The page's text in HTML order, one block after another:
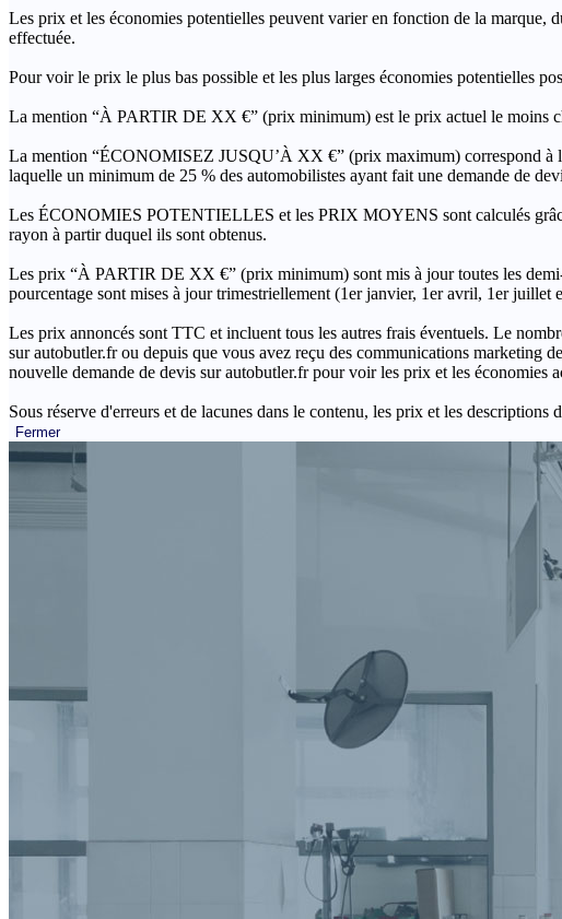
Les prix et les économies potentielles peuvent varier en fonction de la marque,
effectuée.
Pour voir le prix le plus bas possible et les plus larges économies potentielles
La mention “À PARTIR DE XX €” (prix minimum) est le prix actuel le moins
La mention “ÉCONOMISEZ JUSQU’À XX €” (prix maximum) correspond à
laquelle un minimum de 25 % des automobilistes ayant fait une demande de
Les ÉCONOMIES POTENTIELLES et les PRIX MOYENS sont calculés grâce
rayon à partir duquel ils sont obtenus.
Les prix “À PARTIR DE XX €” (prix minimum) sont mis à jour toutes les
pourcentage sont mises à jour trimestriellement (1er janvier, 1er avril, 1er juillet
Les prix annoncés sont TTC et incluent tous les autres frais éventuels. Le
sur autobutler.fr ou depuis que vous avez reçu des communications marketing
nouvelle demande de devis sur autobutler.fr pour voir les prix et les économies
Sous réserve d'erreurs et de lacunes dans le contenu, les prix et les
Fermer